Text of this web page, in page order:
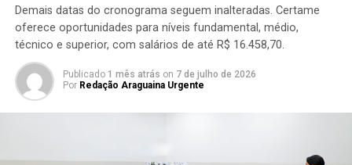
Demais datas do cronograma seguem inalteradas. Certame
oferece oportunidades para níveis fundamental, médio,
técnico e superior, com salários de até R$ 16.458,70.
Publicado 1 mês atrás on 7 de julho de 2026
Por Redação Araguaina Urgente